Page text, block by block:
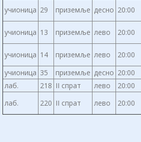
учионица 29 приземље десно 20:00
учионица 13 приземље лево 20:00
учионица 14 приземље лево 20:00
учионица 35 приземље десно 20:00
лаб.
218 II спрат лево 20:00
лаб.
220 II спрат лево 20:00